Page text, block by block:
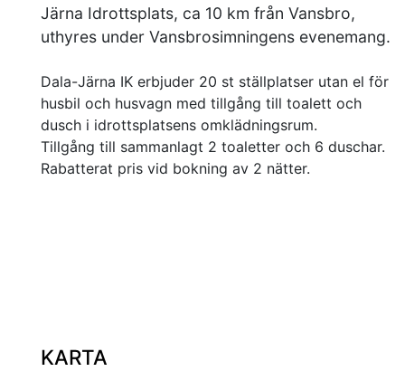
Järna Idrottsplats, ca 10 km från Vansbro,
uthyres under Vansbrosimningens evenemang.
Dala-Järna IK erbjuder 20 st ställplatser utan el för
husbil och husvagn med tillgång till toalett och
dusch i idrottsplatsens omklädningsrum.
Tillgång till sammanlagt 2 toaletter och 6 duschar.
Rabatterat pris vid bokning av 2 nätter.
KARTA